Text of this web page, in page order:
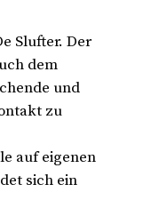
Slufter. Der
dem
und
zu
auf eigenen
sich ein